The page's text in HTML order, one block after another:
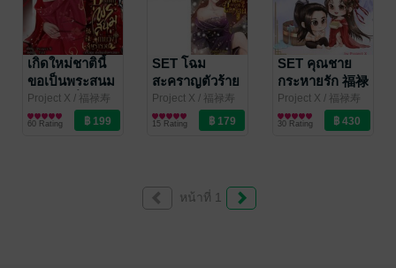
เกิดใหม่ชาตินี้
ขอเป็นพระสนม
ท้ายวังผู้ร่ำรวย
Project X / 福禄寿
อักษรมั่งมี
นิยายรักจีนโบราณ
60 Rating
SET โฉม
สะคราญตัวร้าย
Project X / 福禄寿
อักษรมั่งมี
นิยายรักจีนโบราณ
15 Rating
SET คุณชาย
กระหายรัก 福禄
寿
Project X / 福禄寿
อักษรมั่งมี
นิยายรักจีนโบราณ
30 Rating
หน้าที่ 1